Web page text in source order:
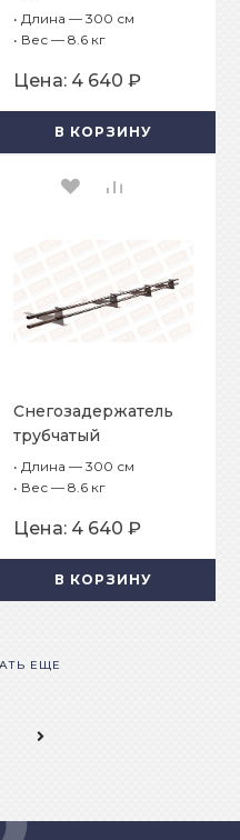
плоскоовальный
BORGE 25х45 мм, L-3
гибкой черепицы
• Длина — 300 см
• Вес — 8.6 кг
Цена: 4 640 ₽
В КОРЗИНУ
Снегозадержатель
трубчатый
плоскоовальный
BORGE 25х45 мм, L-3
кровли из
композитной
черепицы
• Длина — 300 см
• Вес — 8.6 кг
Цена: 4 640 ₽
В КОРЗИНУ
ЕЩЕ